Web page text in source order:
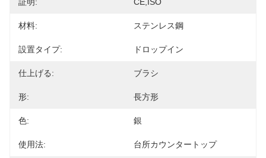
材料: ステンレス鋼
設置タイプ: ドロップイン
仕上げる: ブラシ
形: 長方形
色: 銀
使用法: 台所カウンタートップ